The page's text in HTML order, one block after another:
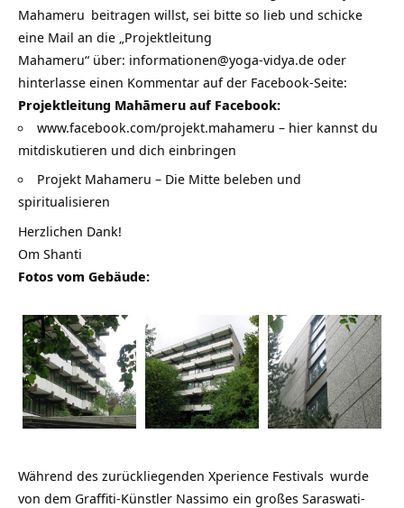
Mahameru beitragen willst, sei bitte so lieb und schicke
eine Mail an die „Projektleitung
Mahameru“ über: informationen@yoga-vidya.de oder
hinterlasse einen Kommentar auf der Facebook-Seite:
Projektleitung Mahāmeru auf Facebook:
www.facebook.com/projekt.mahameru – hier kannst du
mitdiskutieren und dich einbringen
Projekt Mahameru – Die Mitte beleben und
spiritualisieren
Herzlichen Dank!
Om Shanti
Fotos vom Gebäude:
Während des zurückliegenden Xperience Festivals wurde
von dem Graffiti-Künstler Nassimo ein großes Saraswati-